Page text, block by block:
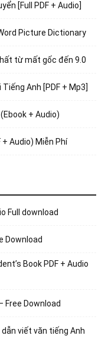
[Full PDF + Audio]
Picture Dictionary
từ mất gốc đến 9.0
Anh [PDF + Mp3]
+ Audio)
Audio) Miễn Phí
Full download
Download
Book PDF + Audio
Free Download
dẫn viết văn tiếng Anh